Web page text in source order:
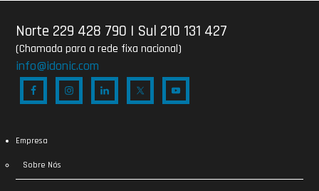
Norte 229 428 790 | Sul 210 131 427
(Chamada para a rede fixa nacional)
info@idonic.com
Empresa
Sobre Nós